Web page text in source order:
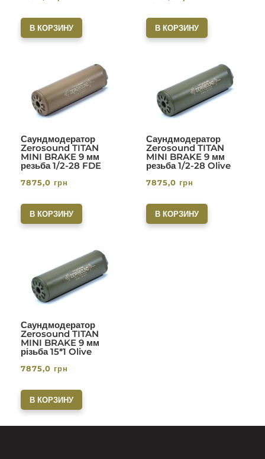
В КОРЗИНУ В КОРЗИНУ
Саундмодератор
Zerosound TITAN
MINI BRAKE 9 мм
резьба 1/2-28 FDE
7875,0 грн
В КОРЗИНУ
Саундмодератор
Zerosound TITAN
MINI BRAKE 9 мм
резьба 1/2-28 Olive
7875,0 грн
В КОРЗИНУ
Саундмодератор
Zerosound TITAN
MINI BRAKE 9 мм
різьба 15*1 Olive
7875,0 грн
В КОРЗИНУ